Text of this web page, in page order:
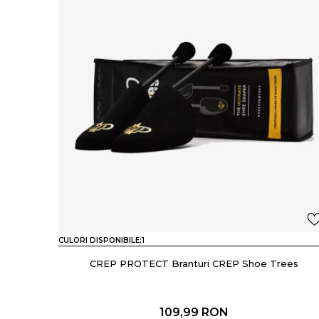
CULORI DISPONIBILE:1
CREP PROTECT Branturi CREP Shoe Trees
109,99 RON